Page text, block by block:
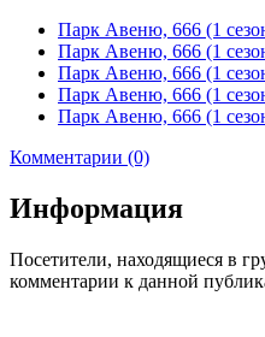
Парк Авеню, 666 (1
Парк Авеню, 666 (1
Парк Авеню, 666 (1
Парк Авеню, 666 (1
Парк Авеню, 666 (1
Комментарии (0)
Информация
Посетители, находящиеся в
комментарии к данной